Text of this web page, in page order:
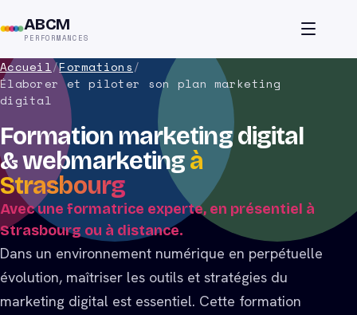
ABCM
PERFORMANCES
Accueil/Formations/
Élaborer et piloter son plan marketing
digital
Formation marketing digital
& webmarketingà
Strasbourg
Avec une formatrice experte, en présentiel à
Strasbourg ou à distance.
Dans un environnement numérique en perpétuelle
évolution, maîtriser les outils et stratégies du
marketing digital est essentiel. Cette formation